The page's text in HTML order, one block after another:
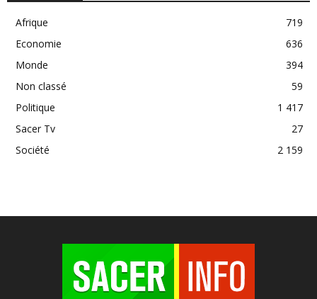
Afrique
719
Economie
636
Monde
394
Non classé
59
Politique
1 417
Sacer Tv
27
Société
2 159